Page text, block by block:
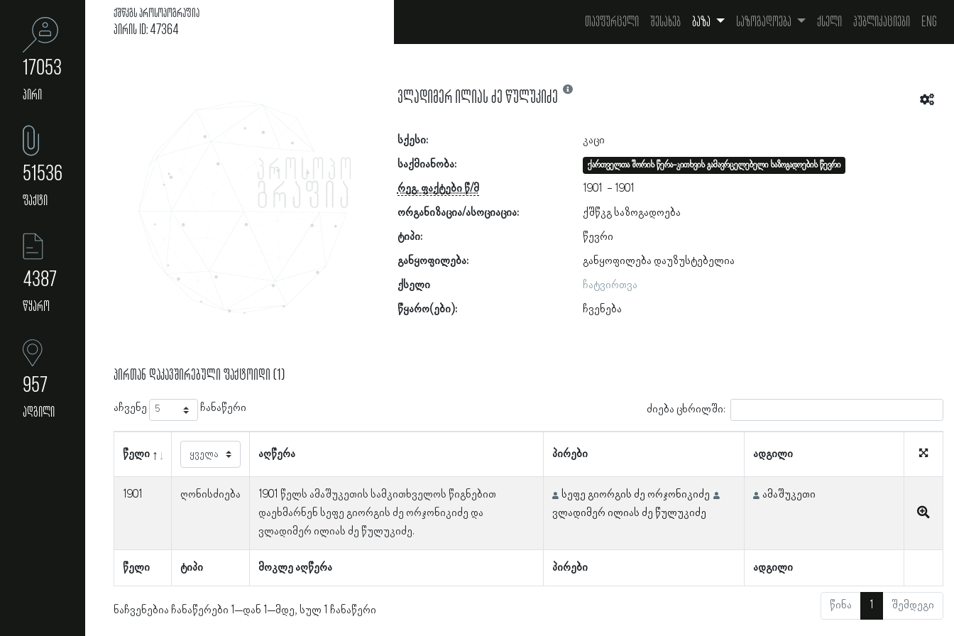
17053
პირი
51536
ფაქტი
4387
წყარო
957
ადგილი
ქშწკგს პროსოპოგრაფია
პირის ID: 47364 თავფურცელი შესახებ ბაზა საზოგადოება ქსელი პუბლიკაციები Eng
ვლადიმერ ილიას ძე წულუკიძე
სქესი:
კაცი
საქმიანობა:
ქართველთა შორის წერა-კითხვის გამავრცელებელი საზოგადოების წევრი
რეგ. ფაქტები წ/მ 1901
1901
ორგანიზაცია/ასოციაცია:
ქშწკგ საზოგადოება
ტიპი:
წევრი
განყოფილება:
განყოფილება დაუზუსტებელია
ქსელი
ჩატვირთვა
წყარო(ები):
ჩვენება
პირთან დაკავშირებული ფაქტოიდი (1)
აჩვენე ჩანაწერი ძიება ცხრილში:
წელი აღწერა პირები ადგილი
წელი ტიპი მოკლე აღწერა პირები ადგილი
1901 ღონისძიება
1901 წელს ამაშუკეთის სამკითხველოს წიგნებით
დაეხმარნენ სეფე გიორგის ძე ორჯონიკიძე და
ვლადიმერ ილიას ძე წულუკიძე.
სეფე გიორგის ძე ორჯონიკიძე
ვლადიმერ ილიას ძე წულუკიძე
ამაშუკეთი
ნაჩვენებია ჩანაწერები 1–დან 1–მდე, სულ 1 ჩანაწერი წინა 1 შემდეგი